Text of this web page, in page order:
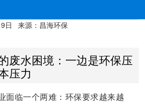
日 来源：昌海环保
废水困境：一边是环保压
压力
面临一个两难：环保要求越来越